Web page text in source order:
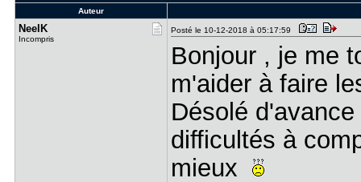
Auteur
NeelK
Incompris
Posté le 10-12-2018 à 05:17:59
Bonjour , je me
m'aider à faire
Désolé
difficultés à
mieux